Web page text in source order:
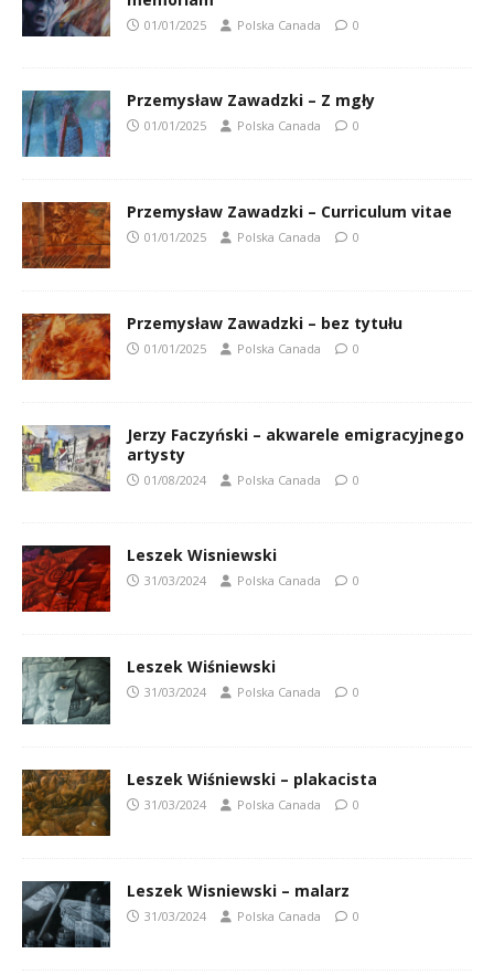
01/01/2025 Polska Canada 0
Przemysław Zawadzki – Z mgły
01/01/2025 Polska Canada 0
Przemysław Zawadzki – Curriculum vitae
01/01/2025 Polska Canada 0
Przemysław Zawadzki – bez tytułu
01/01/2025 Polska Canada 0
Jerzy Faczyński – akwarele emigracyjnego
artysty
01/08/2024 Polska Canada 0
Leszek Wisniewski
31/03/2024 Polska Canada 0
Leszek Wiśniewski
31/03/2024 Polska Canada 0
Leszek Wiśniewski – plakacista
31/03/2024 Polska Canada 0
Leszek Wisniewski – malarz
31/03/2024 Polska Canada 0